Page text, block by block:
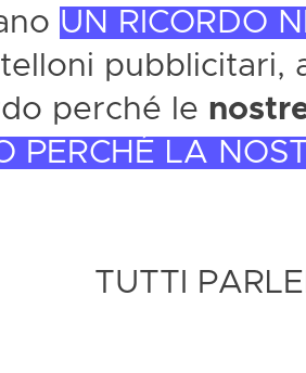
UN RICORDO
pubblicitari,
perché le
PERCHÉ LA
TUTTI